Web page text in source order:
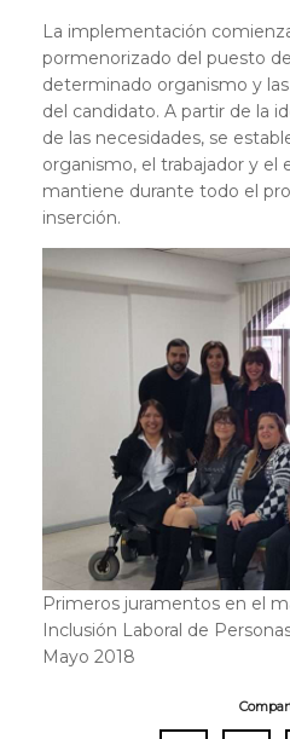
La implementación
pormenorizado del puesto
determinado organismo y
del candidato. A partir de la
de las necesidades, se
organismo, el trabajador y el
mantiene durante todo el
inserción.
Primeros juramentos en el
Inclusión Laboral de
Mayo 2018